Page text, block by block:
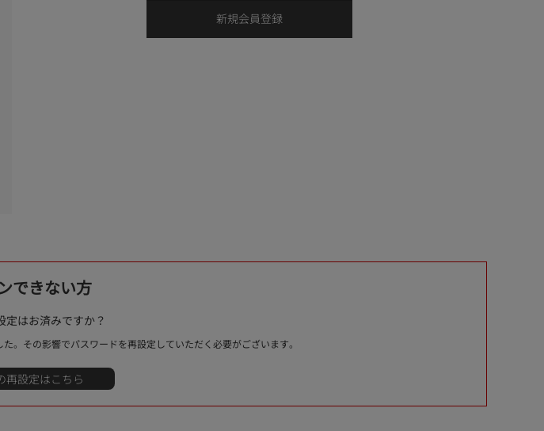
できない方
定はお済みですか？
。その影響でパスワードを再設定していただく必要がございます。